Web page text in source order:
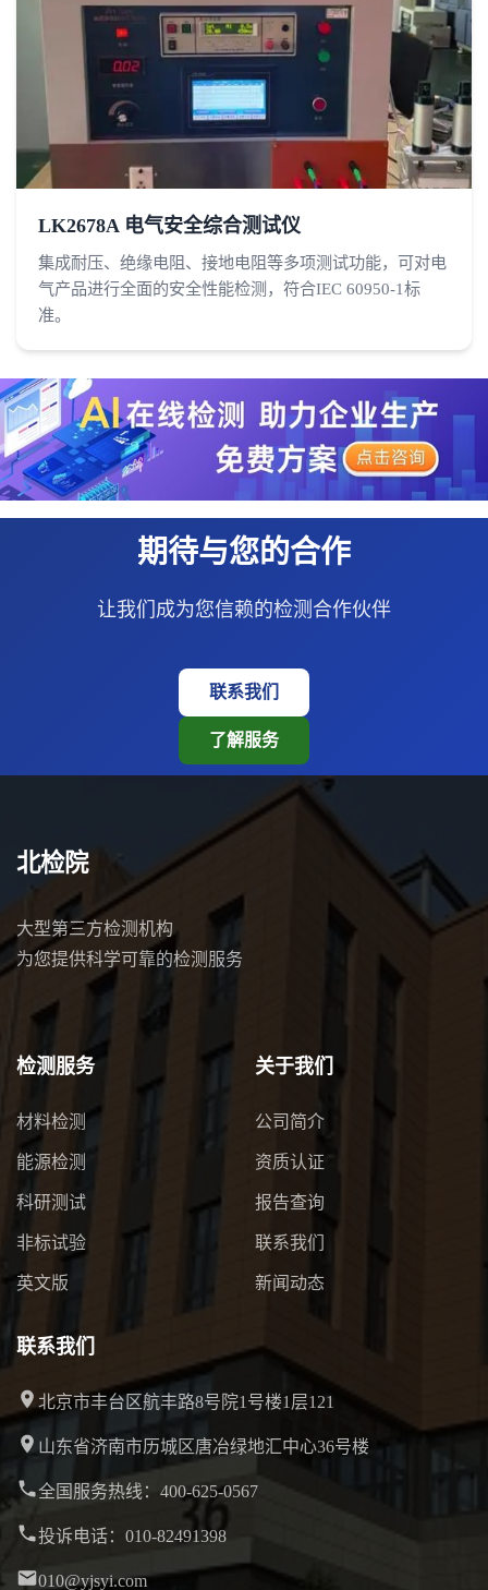
LK2678A 电气安全综合测试仪
集成耐压、绝缘电阻、接地电阻等多项测试功能，可对电
气产品进行全面的安全性能检测，符合IEC 60950-1标
准。
期待与您的合作
让我们成为您信赖的检测合作伙伴
联系我们
了解服务
北检院
大型第三方检测机构
为您提供科学可靠的检测服务
检测服务
材料检测
能源检测
科研测试
非标试验
英文版
关于我们
公司简介
资质认证
报告查询
联系我们
新闻动态
联系我们
北京市丰台区航丰路8号院1号楼1层121
山东省济南市历城区唐冶绿地汇中心36号楼
全国服务热线：400-625-0567
投诉电话：010-82491398
010@yjsyi.com